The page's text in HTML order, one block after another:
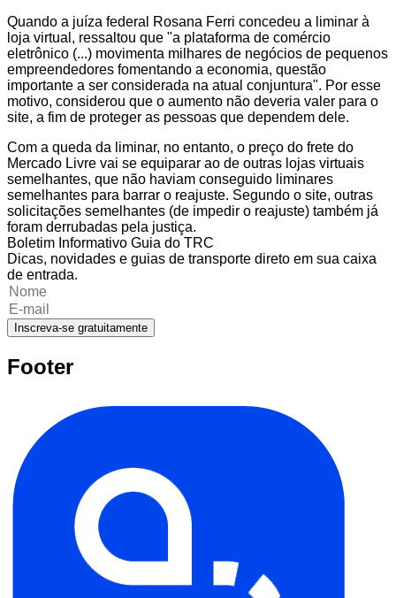
Quando a juíza federal Rosana Ferri concedeu a liminar à
loja virtual, ressaltou que "a plataforma de comércio
eletrônico (...) movimenta milhares de negócios de pequenos
empreendedores fomentando a economia, questão
importante a ser considerada na atual conjuntura". Por esse
motivo, considerou que o aumento não deveria valer para o
site, a fim de proteger as pessoas que dependem dele.
Com a queda da liminar, no entanto, o preço do frete do
Mercado Livre vai se equiparar ao de outras lojas virtuais
semelhantes, que não haviam conseguido liminares
semelhantes para barrar o reajuste. Segundo o site, outras
solicitações semelhantes (de impedir o reajuste) também já
foram derrubadas pela justiça.
Boletim Informativo Guia do TRC
Dicas, novidades e guias de transporte direto em sua caixa
de entrada.
Inscreva-se gratuitamente
Footer